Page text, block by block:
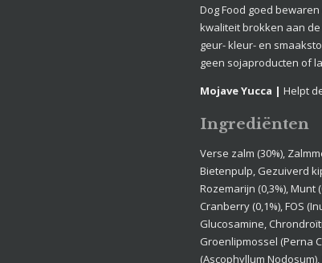
Dog Food goed
kwaliteit brokken aan
geur- kleur- en
geen sojaproducten of
Mojave Yucca | Helpt
Ingrediënten
Verse zalm (30%),
Bietenpulp, Gezuiverd
Rozemarijn (0,3%), Munt
Cranberry (0,1%), FOS
Glucosamine,
Groenlipmossel (Perna
(Ascophyllum